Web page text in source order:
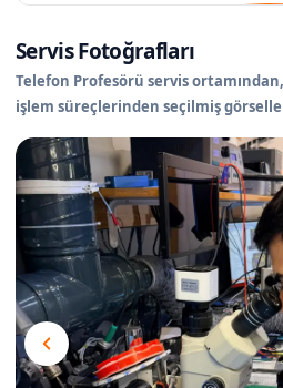
Servis Fotoğrafları
Telefon Profesörü servis
işlem süreçlerinden seçilmiş